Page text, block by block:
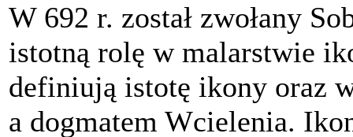
W 692 r. został zwołany
istotną rolę w malarstwie
definiują istotę ikony oraz
a dogmatem Wcielenia.